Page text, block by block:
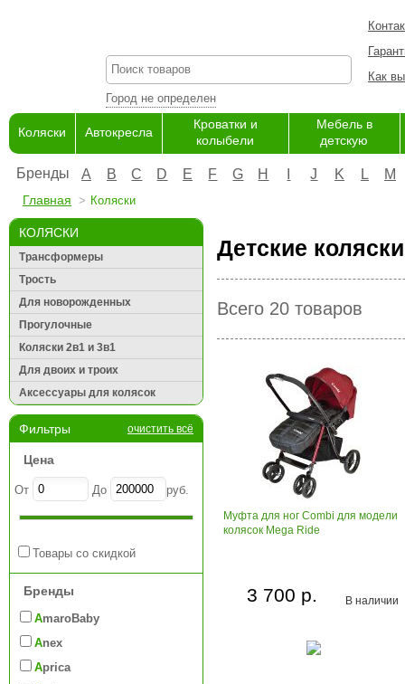
Город не определен
Как
Коляски Автокресла
Кроватки и
колыбели
Мебель в
детскую
Бренды A B C D E F G H J K L M
Главная Коляски
КОЛЯСКИ
Трансформеры
Трость
Для новорожденных
Прогулочные
Коляски 2в1 и 3в1
Для двоих и троих
Аксессуары для колясок
Фильтры очистить всё
Цена
От До руб.
Товары со скидкой
Бренды
AmaroBaby
Anex
Aprica
Детские коляски
Всего 20 товаров
Муфта для ног Combi для модели
колясок Mega Ride
В наличии
3 700 р.